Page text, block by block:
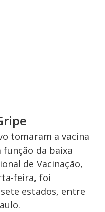
tomaram a vacina
da baixa
de Vacinação,
feira, foi
estados, entre